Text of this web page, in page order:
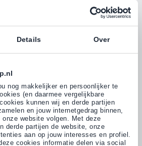
Details Over
nog makkelijker en persoonlijker te
(en daarmee vergelijkbare
kunnen wij en derde partijen
en jouw internetgedrag binnen,
website volgen. Met deze
derde partijen de website, onze
aan op jouw interesses en profiel.
cookies informatie delen via social
beste kortingsacties, tips en nieuws
Inschrijven
beoordelen ons met
4,77 (38.000+)